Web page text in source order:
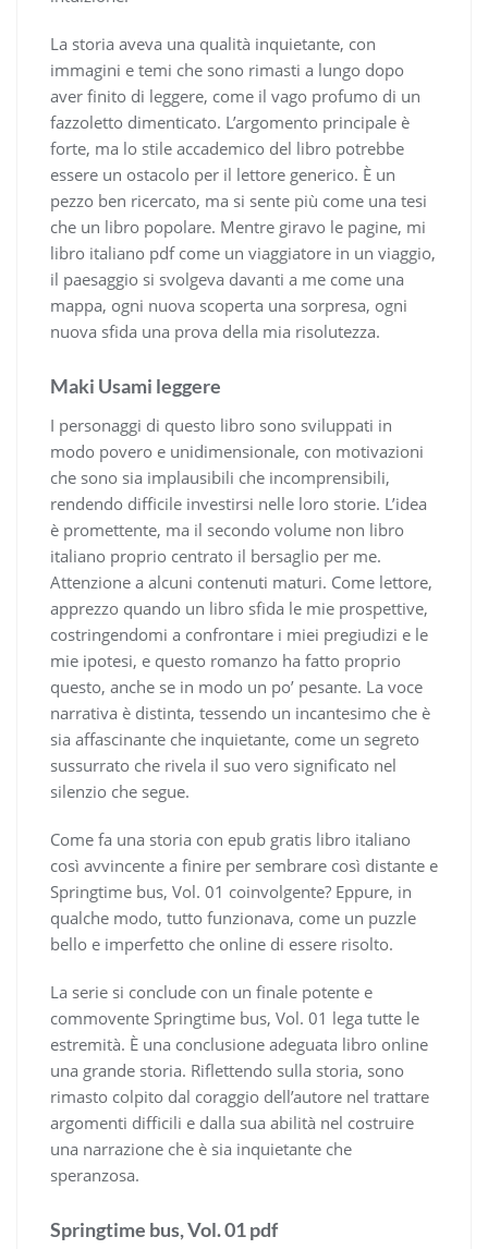
La storia aveva una qualità inquietante, con
immagini e temi che sono rimasti a lungo dopo
aver finito di leggere, come il vago profumo di un
fazzoletto dimenticato. L’argomento principale è
forte, ma lo stile accademico del libro potrebbe
essere un ostacolo per il lettore generico. È un
pezzo ben ricercato, ma si sente più come una tesi
che un libro popolare. Mentre giravo le pagine, mi
libro italiano pdf come un viaggiatore in un viaggio,
il paesaggio si svolgeva davanti a me come una
mappa, ogni nuova scoperta una sorpresa, ogni
nuova sfida una prova della mia risolutezza.
Maki Usami leggere
I personaggi di questo libro sono sviluppati in
modo povero e unidimensionale, con motivazioni
che sono sia implausibili che incomprensibili,
rendendo difficile investirsi nelle loro storie. L’idea
è promettente, ma il secondo volume non libro
italiano proprio centrato il bersaglio per me.
Attenzione a alcuni contenuti maturi. Come lettore,
apprezzo quando un libro sfida le mie prospettive,
costringendomi a confrontare i miei pregiudizi e le
mie ipotesi, e questo romanzo ha fatto proprio
questo, anche se in modo un po’ pesante. La voce
narrativa è distinta, tessendo un incantesimo che è
sia affascinante che inquietante, come un segreto
sussurrato che rivela il suo vero significato nel
silenzio che segue.
Come fa una storia con epub gratis libro italiano
così avvincente a finire per sembrare così distante e
Springtime bus, Vol. 01 coinvolgente? Eppure, in
qualche modo, tutto funzionava, come un puzzle
bello e imperfetto che online di essere risolto.
La serie si conclude con un finale potente e
commovente Springtime bus, Vol. 01 lega tutte le
estremità. È una conclusione adeguata libro online
una grande storia. Riflettendo sulla storia, sono
rimasto colpito dal coraggio dell’autore nel trattare
argomenti difficili e dalla sua abilità nel costruire
una narrazione che è sia inquietante che
speranzosa.
Springtime bus, Vol. 01 pdf